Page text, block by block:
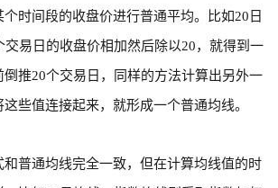
时间段的收盘价进行普通平均。比如20日
交易日的收盘价相加然后除以20，就得到一
推20个交易日，同样的方法计算出另外一
些值连接起来，就形成一个普通均线。
普通均线完全一致，但在计算均线值的时